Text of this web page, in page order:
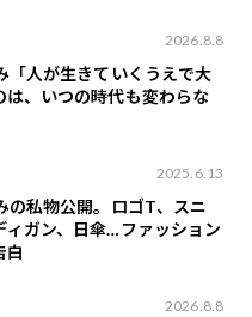
2026.8.8
「人が生きていくうえで大
は、いつの時代も変わらな
2025.6.13
の私物公開。ロゴT、スニ
ィガン、日傘…ファッション
白
2026.8.8